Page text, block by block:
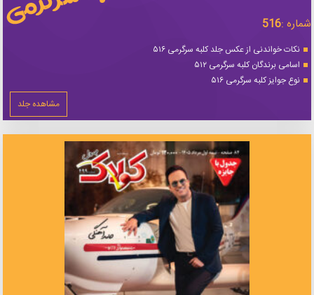
شماره :516
نکات خواندنی از عکس جلد کلبه سرگرمی ۵۱۶
اسامی برندگان کلبه سرگرمی ۵۱۲
نوع جوایز کلبه سرگرمی ۵۱۶
مشاهده جلد